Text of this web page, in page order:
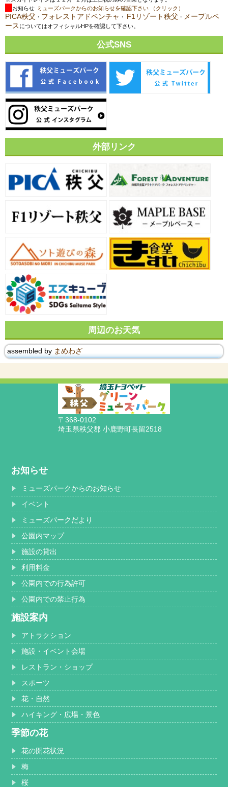
お知らせ ミューズパークからのお知らせを確認下さい （クリック）
PICA秩父 ・ フォレストアドベンチャ ・ F1リゾート秩父 ・ メープルベ
ース についてはオフィシャルHPを確認して下さい。
公式SNS
外部リンク
周辺のお天気
assembled by まめわざ
〒368-0102
埼玉県秩父郡 小鹿野町長留2518
お知らせ
ミューズパークからのお知らせ
イベント
ミューズパークだより
公園内マップ
施設の貸出
利用料金
公園内での行為許可
公園内での禁止行為
施設案内
アトラクション
施設・イベント会場
レストラン・ショップ
スポーツ
花・自然
ハイキング・広場・景色
季節の花
花の開花状況
梅
桜